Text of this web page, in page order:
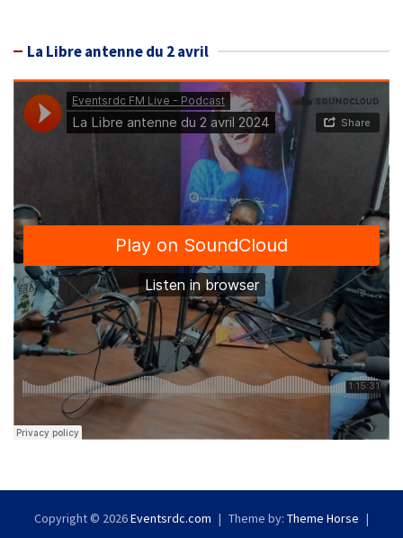
La Libre antenne du 2 avril
Copyright © 2026Eventsrdc.com Theme by: Theme Horse